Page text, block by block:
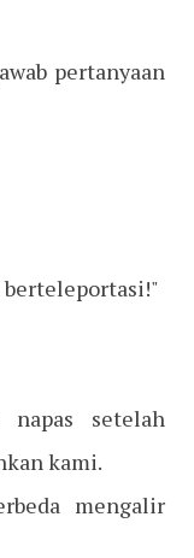
pertanyaan
berteleportasi!"
setelah
kami.
mengalir